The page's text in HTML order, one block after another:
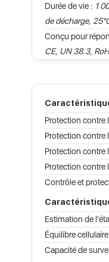
Durée de vie : 1
de décharge,
Conçu pour
CE, UN 38.3,
Protection contre
Protection contre
Protection contre
Protection
Contrôle et
Estimation de
Équilibre cellulaire
Capacité de